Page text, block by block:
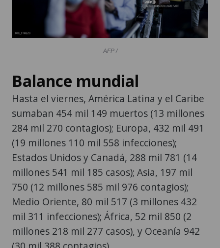
AFP /
Balance mundial
Hasta el viernes, América Latina y el Caribe
sumaban 454 mil 149 muertos (13 millones
284 mil 270 contagios); Europa, 432 mil 491
(19 millones 110 mil 558 infecciones);
Estados Unidos y Canadá, 288 mil 781 (14
millones 541 mil 185 casos); Asia, 197 mil
750 (12 millones 585 mil 976 contagios);
Medio Oriente, 80 mil 517 (3 millones 432
mil 311 infecciones); África, 52 mil 850 (2
millones 218 mil 277 casos), y Oceanía 942